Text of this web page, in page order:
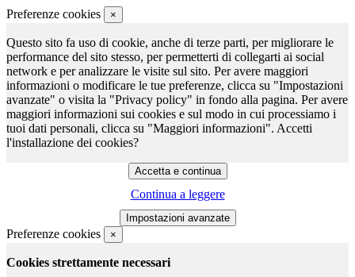
Preferenze cookies ×
Questo sito fa uso di cookie, anche di terze parti, per migliorare le
performance del sito stesso, per permetterti di collegarti ai social
network e per analizzare le visite sul sito. Per avere maggiori
informazioni o modificare le tue preferenze, clicca su "Impostazioni
avanzate" o visita la "Privacy policy" in fondo alla pagina. Per avere
maggiori informazioni sui cookies e sul modo in cui processiamo i
tuoi dati personali, clicca su "Maggiori informazioni". Accetti
l'installazione dei cookies?
Continua a leggere
Preferenze cookies ×
Cookies strettamente necessari